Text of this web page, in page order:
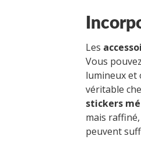
Les
Vous
lumineux et
véritable
stickers
mais
peuvent